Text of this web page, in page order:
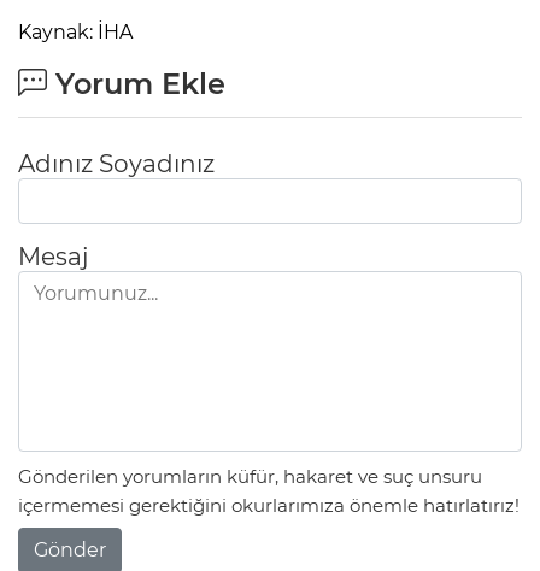
Kaynak: İHA
Yorum Ekle
Adınız Soyadınız
Mesaj
Gönderilen yorumların küfür, hakaret ve suç unsuru
içermemesi gerektiğini okurlarımıza önemle hatırlatırız!
Gönder